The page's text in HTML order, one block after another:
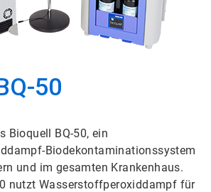
50
Bioquell BQ-50, ein
Biodekontaminationssystem
und im gesamten Krankenhaus.
nutzt Wasserstoffperoxiddampf für